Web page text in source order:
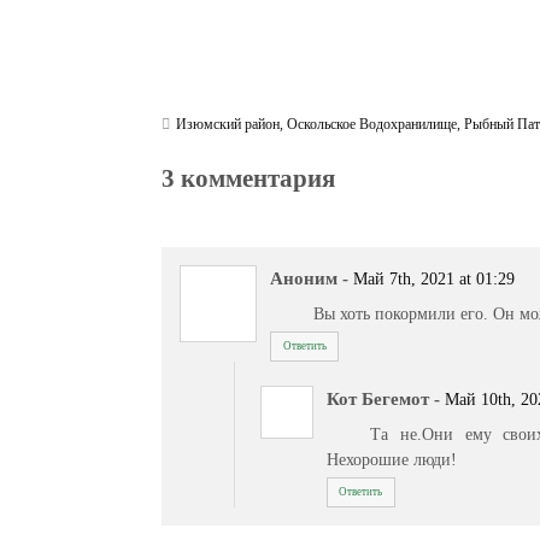
Изюмский район,Оскольское Водохранилище,Рыбный
3 комментария
Аноним - Май 7th, 2021 at 01:29
Вы хоть покормили его. Он
Ответить
Кот Бегемот - Май 10th,
Та не.Они ему
Нехорошие люди!
Ответить